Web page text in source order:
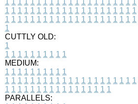
1 1 1 1 1 1 1 1 1 1 1 1 1 1 1 1 1 1 1 1 1
1 1 1 1 1 1 1 1 1 1 1 1 1 1 1 1 1 1 1 1 1
1
CUTTLY OLD:
1
1 1 1 1 1 1 1 1 1 1
MEDIUM:
1 1 1 1 1 1 1 1 1 1
1 1 1 1 1 1 1 1 1 1 1 1 1 1 1 1 1 1 1 1 1
1 1 1 1 1 1 1 1 1 1 1 1 1 1 1 1 1
PARALLELS: